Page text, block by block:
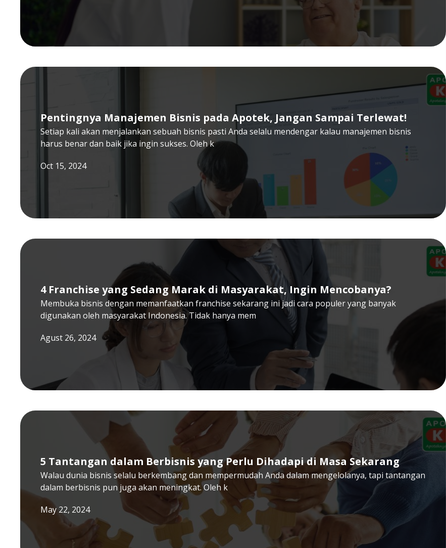
Pentingnya Manajemen Bisnis pada Apotek, Jangan Sampai Terlewat!
Setiap kali akan menjalankan sebuah bisnis pasti Anda selalu mendengar kalau manajemen bisnis
harus benar dan baik jika ingin sukses. Oleh k
Oct 15, 2024
4 Franchise yang Sedang Marak di Masyarakat, Ingin Mencobanya?
Membuka bisnis dengan memanfaatkan franchise sekarang ini jadi cara populer yang banyak
digunakan oleh masyarakat Indonesia. Tidak hanya mem
Agust 26, 2024
5 Tantangan dalam Berbisnis yang Perlu Dihadapi di Masa Sekarang
Walau dunia bisnis selalu berkembang dan mempermudah Anda dalam mengelolanya, tapi tantangan
dalam berbisnis pun juga akan meningkat. Oleh k
May 22, 2024